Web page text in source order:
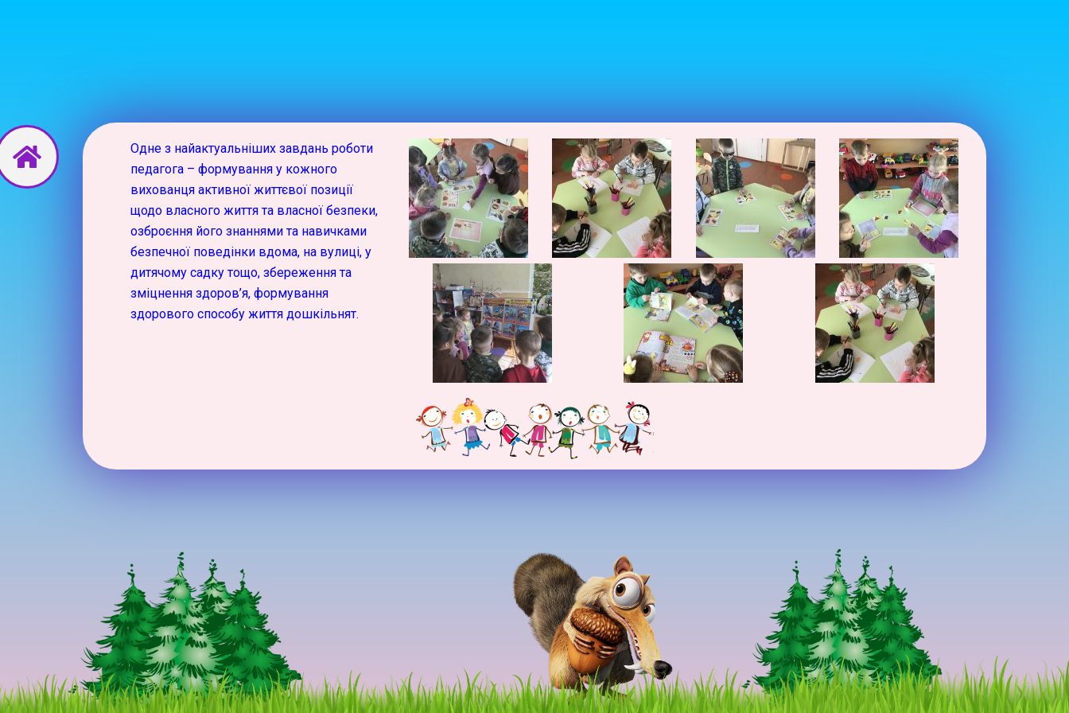
Одне з найактуальніших завдань роботи
педагога – формування у кожного
вихованця активної життєвої позиції
щодо власного життя та власної безпеки,
озброєння його знаннями та навичками
безпечної поведінки вдома, на вулиці, у
дитячому садку тощо, збереження та
зміцнення здоров’я, формування
здорового способу життя дошкільнят.